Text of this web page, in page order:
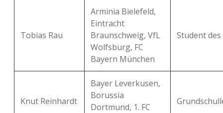
Tobias Rau
Arminia Bielefeld,
Eintracht
Braunschweig, VfL
Wolfsburg, FC
Bayern München
Student
Knut Reinhardt
Bayer Leverkusen,
Borussia
Dortmund, 1. FC